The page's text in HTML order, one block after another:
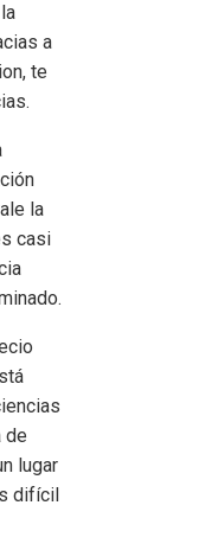
a
te
la
casi
de
lugar
difícil